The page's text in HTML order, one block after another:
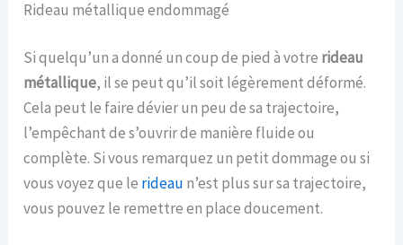
Rideau métallique endommagé
Si quelqu’un a donné un coup de pied à votre rideau
métallique, il se peut qu’il soit légèrement déformé.
Cela peut le faire dévier un peu de sa trajectoire,
l’empêchant de s’ouvrir de manière fluide ou
complète. Si vous remarquez un petit dommage ou si
vous voyez que le rideau n’est plus sur sa trajectoire,
vous pouvez le remettre en place doucement.